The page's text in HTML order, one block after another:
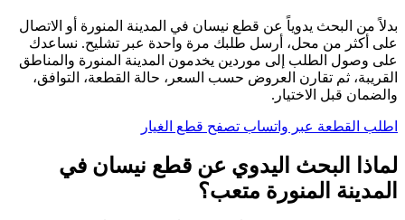
بدلاً من البحث يدوياً عن قطع نيسان في المدينة المنورة أو الاتصال
على أكثر من محل، أرسل طلبك مرة واحدة عبر تشليح. نساعدك
على وصول الطلب إلى موردين يخدمون المدينة المنورة والمناطق
القريبة، ثم تقارن العروض حسب السعر، حالة القطعة، التوافق،
والضمان قبل الاختيار.
اطلب القطعة عبر واتساب تصفح قطع الغيار
لماذا البحث اليدوي عن قطع نيسان في
المدينة المنورة متعب؟